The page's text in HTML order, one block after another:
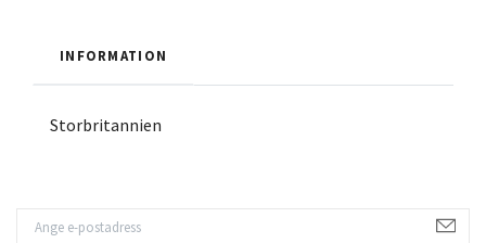
INFORMATION
Storbritannien